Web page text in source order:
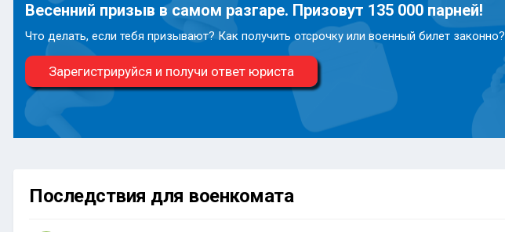
Весенний призыв в самом разгаре. Призовут 135 000 парней!
Что делать, если тебя призывают? Как получить отсрочку или военный билет законно?
Зарегистрируйся и получи ответ юриста
Последствия для военкомата